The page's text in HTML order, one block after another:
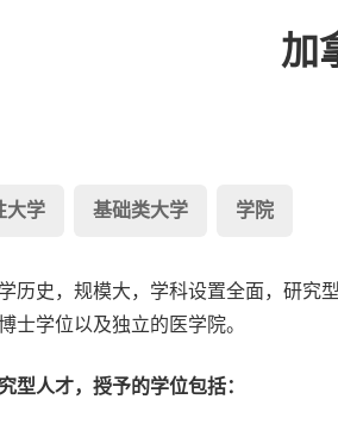
加
大学 基础类大学 学院
历史，规模大，学科设置全面，研究型
士学位以及独立的医学院。
型人才，授予的学位包括：